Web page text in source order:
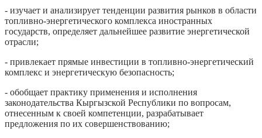
- изучает и анализирует тенденции развития рынков в области
топливно-энергетического комплекса иностранных
государств, определяет дальнейшее развитие энергетической
отрасли;
- привлекает прямые инвестиции в топливно-энергетический
комплекс и энергетическую безопасность;
- обобщает практику применения и исполнения
законодательства Кыргызской Республики по вопросам,
отнесенным к своей компетенции, разрабатывает
предложения по их совершенствованию;